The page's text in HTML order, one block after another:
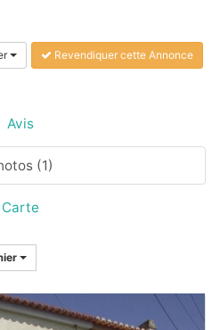
Revendiquer cette Annonce
Avis
(1)
Carte